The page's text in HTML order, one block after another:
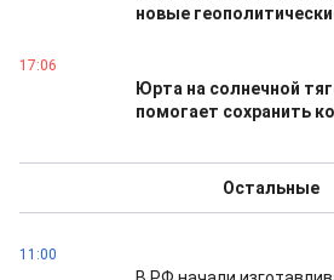
новые
17:06
Юрта на солнечной
помогает сохранить
Остальные
11:00